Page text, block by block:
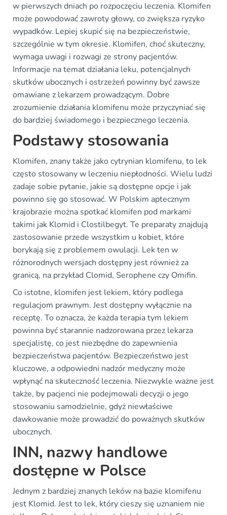
w pierwszych dniach po rozpoczęciu leczenia. Klomifen
może powodować zawroty głowy, co zwiększa ryzyko
wypadków. Lepiej skupić się na bezpieczeństwie,
szczególnie w tym okresie. Klomifen, choć skuteczny,
wymaga uwagi i rozwagi ze strony pacjentów.
Informacje na temat działania leku, potencjalnych
skutków ubocznych i ostrzeżeń powinny być zawsze
omawiane z lekarzem prowadzącym. Dobre
zrozumienie działania klomifenu może przyczyniać się
do bardziej świadomego i bezpiecznego leczenia.
Podstawy stosowania
Klomifen, znany także jako cytrynian klomifenu, to lek
często stosowany w leczeniu niepłodności. Wielu ludzi
zadaje sobie pytanie, jakie są dostępne opcje i jak
powinno się go stosować. W Polskim aptecznym
krajobrazie można spotkać klomifen pod markami
takimi jak Klomid i Clostilbegyt. Te preparaty znajdują
zastosowanie przede wszystkim u kobiet, które
borykają się z problemem owulacji. Lek ten w
różnorodnych wersjach dostępny jest również za
granicą, na przykład Clomid, Serophene czy Omifin.
Co istotne, klomifen jest lekiem, który podlega
regulacjom prawnym. Jest dostępny wyłącznie na
receptę. To oznacza, że każda terapia tym lekiem
powinna być starannie nadzorowana przez lekarza
specjalistę, co jest niezbędne do zapewnienia
bezpieczeństwa pacjentów. Bezpieczeństwo jest
kluczowe, a odpowiedni nadzór medyczny może
wpłynąć na skuteczność leczenia. Niezwykle ważne jest
także, by pacjenci nie podejmowali decyzji o jego
stosowaniu samodzielnie, gdyż niewłaściwe
dawkowanie może prowadzić do poważnych skutków
ubocznych.
INN, nazwy handlowe
dostępne w Polsce
Jednym z bardziej znanych leków na bazie klomifenu
jest Klomid. Jest to lek, który cieszy się uznaniem nie